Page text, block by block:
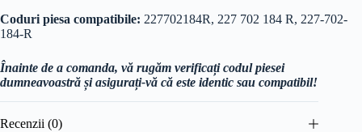
Coduri piesa compatibile: 227702184R, 227 702 184 R, 227-702-
184-R
Înainte de a comanda, vă rugăm verificați codul piesei
dumneavoastră și asigurați-vă că este identic sau compatibil!
Recenzii (0)